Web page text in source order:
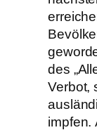
des
Verbot,
impfen.